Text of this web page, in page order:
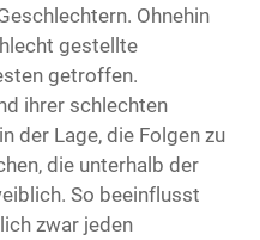
Ohnehin
gestellte
getroffen.
ihrer schlechten
der Lage, die Folgen zu
die unterhalb der
So beeinflusst
zwar jeden